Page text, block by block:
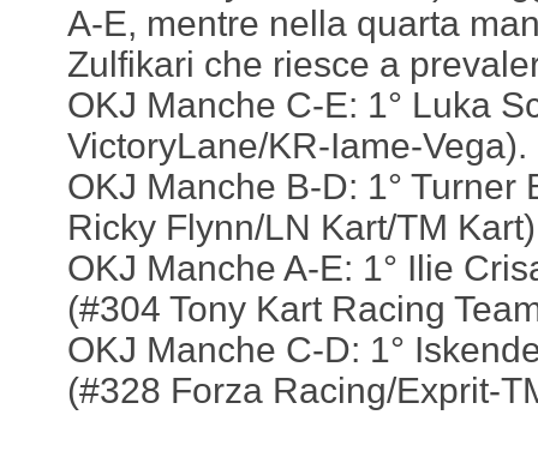
A-E, mentre nella quarta
Zulfikari che riesce a
OKJ Manche C-E: 1° Luka
VictoryLane/KR-Iame-Vega).
OKJ Manche B-D: 1° Turner
Ricky Flynn/LN Kart/TM
OKJ Manche A-E: 1° Ilie
(#304 Tony Kart Racing
OKJ Manche C-D: 1°
(#328 Forza Racing/Exprit-